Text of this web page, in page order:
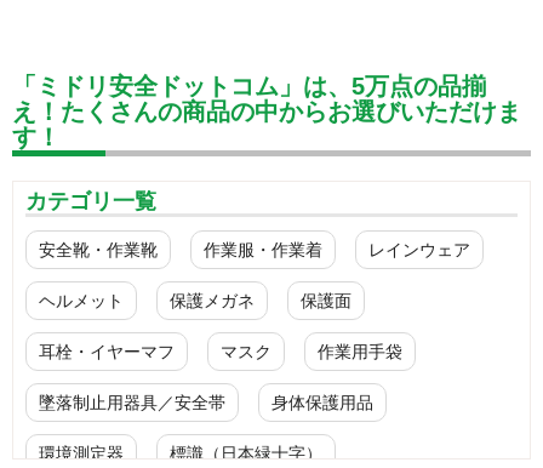
「ミドリ安全ドットコム」は、5万点の品揃
え！たくさんの商品の中からお選びいただけま
す！
カテゴリ一覧
安全靴・作業靴 作業服・作業着 レインウェア
ヘルメット 保護メガネ 保護面
耳栓・イヤーマフ マスク 作業用手袋
墜落制止用器具／安全帯 身体保護用品
環境測定器 標識（日本緑十字）